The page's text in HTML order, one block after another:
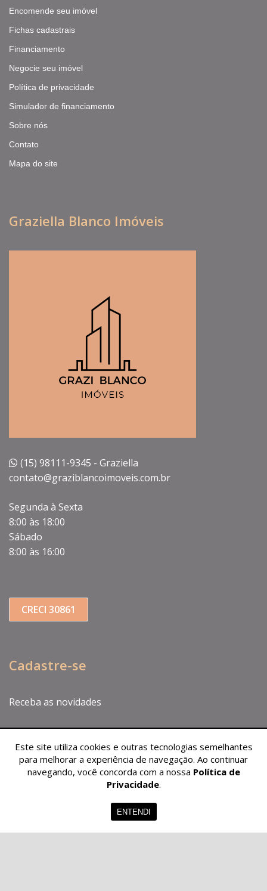
Encomende seu imóvel
Fichas cadastrais
Financiamento
Negocie seu imóvel
Política de privacidade
Simulador de financiamento
Sobre nós
Contato
Mapa do site
Graziella Blanco Imóveis
(15) 98111-9345 - Graziella
contato@graziblancoimoveis.com.br
Segunda à Sexta
8:00 às 18:00
Sábado
8:00 às 16:00
CRECI 30861
Cadastre-se
Receba as novidades
CADASTRAR
Este site utiliza cookies e outras tecnologias semelhantes
para melhorar a experiência de navegação. Ao continuar
navegando, você concorda com a nossa Política de
Privacidade.
ENTENDI